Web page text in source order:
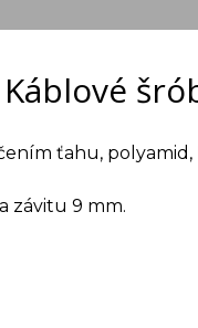
Káblové
ťahu, polyamid,
závitu 9 mm.